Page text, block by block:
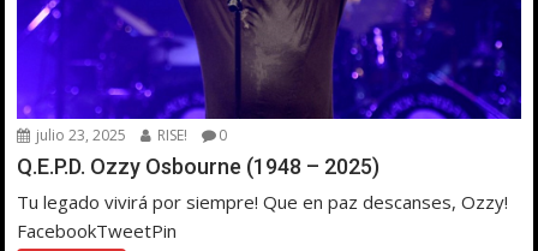
julio 23, 2025 RISE! 0
Q.E.P.D. Ozzy Osbourne (1948 – 2025)
Tu legado vivirá por siempre! Que en paz descanses, Ozzy!
FacebookTweetPin